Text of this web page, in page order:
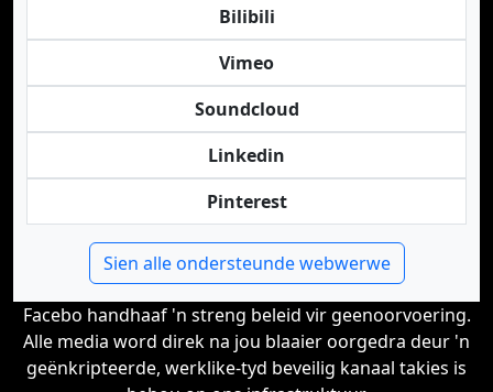
Bilibili
Vimeo
Soundcloud
Linkedin
Pinterest
Sien alle ondersteunde webwerwe
Facebo handhaaf 'n streng beleid vir geenoorvoering.
Alle media word direk na jou blaaier oorgedra deur 'n
geënkripteerde, werklike-tyd beveilig kanaal takies is